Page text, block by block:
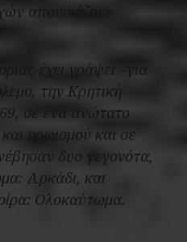
απουσιάζουν
έχει γράψει –για
την Κρητική
σε ένα ανώτατο
ηρωισμού και σε
δυο γεγονότα,
Αρκάδι, και
Oλοκαύτωμα.